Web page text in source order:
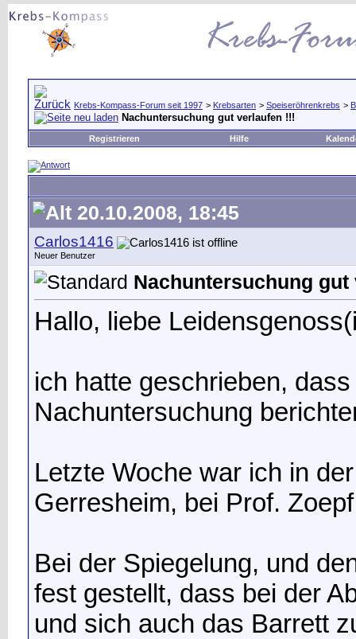
Krebs-Kompass-Forum seit 1997 > Krebsarten > Speiseröhrenkrebs >
Nachuntersuchung gut verlaufen !!!
Registrieren Hilfe
20.10.2008, 18:45
Carlos1416
Neuer Benutzer
Nachuntersuchung
Hallo, liebe
ich hatte geschrieben,
Nachuntersuchung
Letzte Woche war ich in
Gerresheim, bei Prof.
Bei der Spiegelung, und
fest gestellt, dass bei der
und sich auch das Barrett